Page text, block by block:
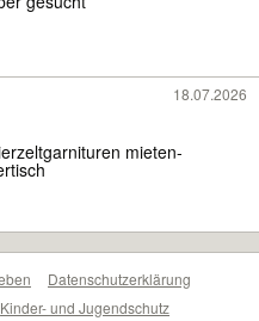
18.07.2026
mieten-
Datenschutzerklärung
Kinder- und Jugendschutz